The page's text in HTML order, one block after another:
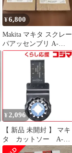
¥6,800
Makita マキタ スクレー
パアッセンブリ A-
68155 2個セット
¥ 2,096
【 新品 未開封 】 マキ
タ カットソー A-
63909 未使用 送料無料